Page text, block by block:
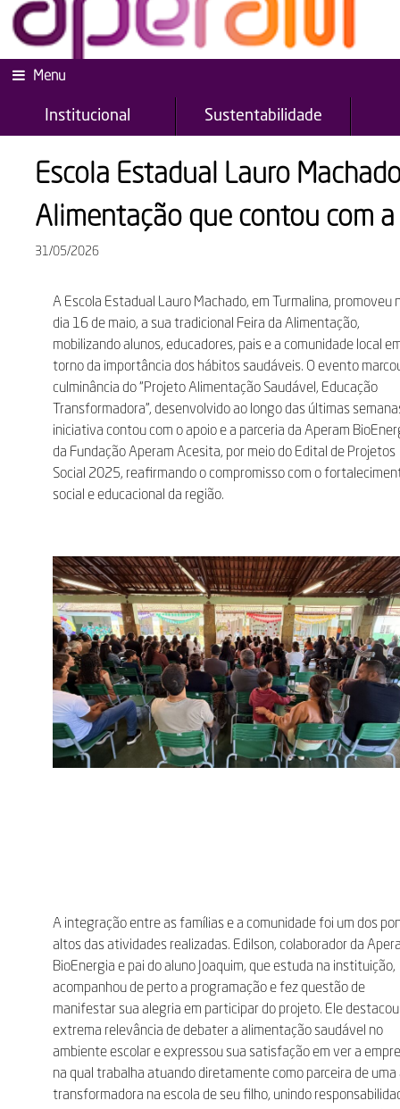
Menu
Institucional Sustentabilidade
Escola Estadual Lauro
Alimentação que contou com
31/05/2026
A Escola Estadual Lauro Machado, em Turmalina, promoveu
dia 16 de maio, a sua tradicional Feira da Alimentação,
mobilizando alunos, educadores, pais e a comunidade local
torno da importância dos hábitos saudáveis. O evento
culminância do “Projeto Alimentação Saudável, Educação
Transformadora”, desenvolvido ao longo das últimas
iniciativa contou com o apoio e a parceria da Aperam
da Fundação Aperam Acesita, por meio do Edital de Projetos
Social 2025, reafirmando o compromisso com o
social e educacional da região.
A integração entre as famílias e a comunidade foi um dos
altos das atividades realizadas. Edilson, colaborador da
BioEnergia e pai do aluno Joaquim, que estuda na instituição,
acompanhou de perto a programação e fez questão de
manifestar sua alegria em participar do projeto. Ele
extrema relevância de debater a alimentação saudável no
ambiente escolar e expressou sua satisfação em ver a
na qual trabalha atuando diretamente como parceira de uma
transformadora na escola de seu filho, unindo